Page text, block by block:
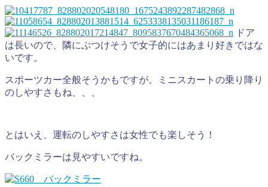
ドア
は長いので、隣にぶつけそうで女子的にはあまり好きではな
いです。
スポーツカー全般そうかもですが。ミニスカートの乗り降り
のしやすさもね、、、
とはいえ、運転のしやすさは女性でも楽しそう！
バックミラーは見やすいですね。